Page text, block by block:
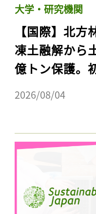
大学・研究機関
【国際】北方
凍土融解から
億トン保護。
2026/08/04